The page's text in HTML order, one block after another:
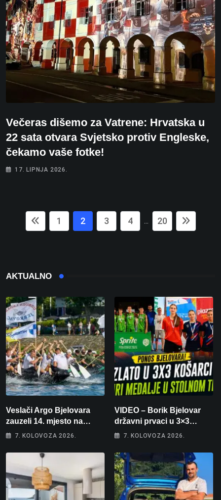
Večeras dišemo za Vatrene: Hrvatska u
22 sata otvara Svjetsko protiv Engleske,
čekamo vaše fotke!
17. LIPNJA 2026.
1 2 3 4 ... 20
AKTUALNO
Veslači Argo Bjelovara
zauzeli 14. mjesto na
brzincu
7. KOLOVOZA 2026.
VIDEO – Borik Bjelovar
državni prvaci u 3×3
košarci, Klara Končar je
stolnom tenisu!
7. KOLOVOZA 2026.